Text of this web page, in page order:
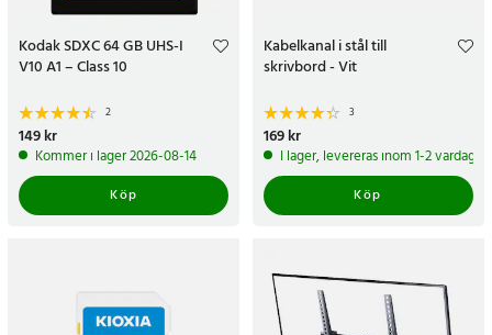
Kodak SDXC 64 GB UHS-I
V10 A1 – Class 10
2
Pris:149 kr
149 kr
Kommer i lager 2026-08-14
Köp
Kabelkanal i stål till
skrivbord - Vit
3
Pris:169 kr
169 kr
I lager, levereras inom 1-2 vardagar
Köp